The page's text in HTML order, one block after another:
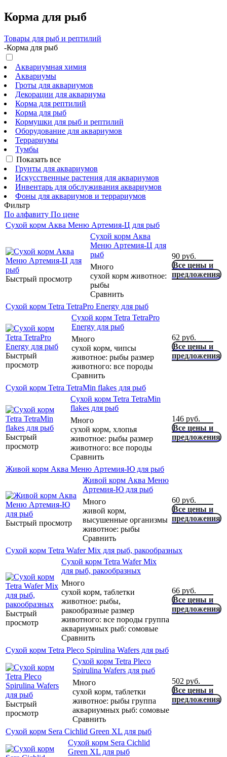
Корма для рыб
Товары для рыб и рептилий
-Корма для рыб
Аквариумная химия
Аквариумы
Гроты для аквариумов
Декорации для аквариума
Корма для рептилий
Корма для рыб
Кормушки для рыб и рептилий
Оборудование для аквариумов
Террариумы
Тумбы
Показать все
Грунты для аквариумов
Искусственные растения для аквариумов
Инвентарь для обслуживания аквариумов
Фоны для аквариумов и террариумов
Фильтр
По алфавиту По цене
Сухой корм Аква Меню Артемия-Ц для рыб
Быстрый просмотр
Сухой корм Аква
Меню Артемия-Ц для
рыб
Много
сухой корм животное:
рыбы
Сравнить
90 руб.
Все цены и
предложения
Сухой корм Tetra TetraPro Energy для рыб
Быстрый
просмотр
Сухой корм Tetra TetraPro
Energy для рыб
Много
сухой корм, чипсы
животное: рыбы размер
животного: все породы
Сравнить
62 руб.
Все цены и
предложения
Сухой корм Tetra TetraMin flakes для рыб
Быстрый
просмотр
Сухой корм Tetra TetraMin
flakes для рыб
Много
сухой корм, хлопья
животное: рыбы размер
животного: все породы
Сравнить
146 руб.
Все цены и
предложения
Живой корм Аква Меню Артемия-Ю для рыб
Быстрый просмотр
Живой корм Аква Меню
Артемия-Ю для рыб
Много
живой корм,
высушенные организмы
животное: рыбы
Сравнить
60 руб.
Все цены и
предложения
Сухой корм Tetra Wafer Mix для рыб, ракообразных
Быстрый
просмотр
Сухой корм Tetra Wafer Mix
для рыб, ракообразных
Много
сухой корм, таблетки
животное: рыбы,
ракообразные размер
животного: все породы группа
аквариумных рыб: сомовые
Сравнить
66 руб.
Все цены и
предложения
Сухой корм Tetra Pleco Spirulina Wafers для рыб
Быстрый
просмотр
Сухой корм Tetra Pleco
Spirulina Wafers для рыб
Много
сухой корм, таблетки
животное: рыбы группа
аквариумных рыб: сомовые
Сравнить
502 руб.
Все цены и
предложения
Сухой корм Sera Cichlid Green XL для рыб
Сухой корм Sera Cichlid
Green XL для рыб